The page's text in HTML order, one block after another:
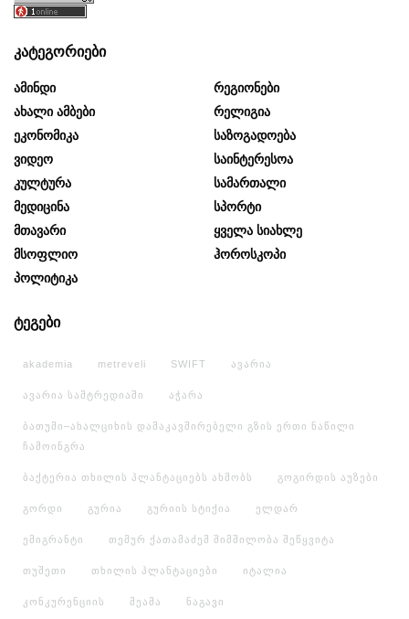
კატეგორიები
Ამინდი
Ახალი Ამბები
Ეკონომიკა
Ვიდეო
Კულტურა
Მედიცინა
Მთავარი
Მსოფლიო
Პოლიტიკა
Რეგიონები
Რელიგია
Საზოგადოება
Საინტერესოა
Სამართალი
Სპორტი
Ყველა Სიახლე
Ჰოროსკოპი
ტეგები
akademia metreveli SWIFT ავარია
ავარია სამტრედიაში აჭარა
ბათუმი–ახალციხის დამაკავშირებელი გზის ერთი ნაწილი
ჩამოინგრა
ბაქტერია თხილის პლანტაციებს ახმობს გოგირდის აუზები
გორდი გურია გურიის სტიქია ელდარ
ემიგრანტი თემურ ქათამაძემ შიმშილობა შეწყვიტა
თუშეთი თხილის პლანტაციები იტალია
კონკურენციის მეამა ნაგავი